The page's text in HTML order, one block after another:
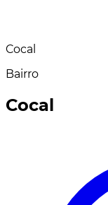
Cocal
Bairro
Cocal